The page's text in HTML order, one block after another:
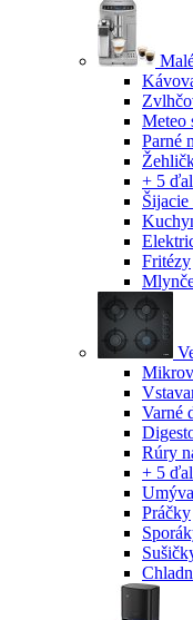
Meteo
Parné
+ 5
Šijacie
Fritézy
Varné
Rúry
+ 5
Práčky